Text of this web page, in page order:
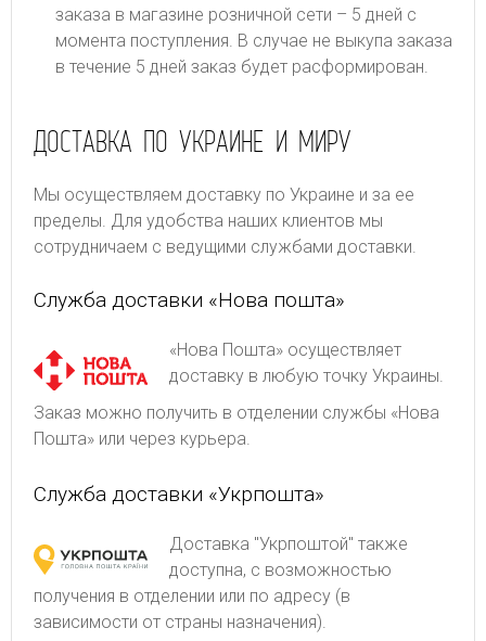
заказа в магазине розничной сети – 5 дней с
момента поступления. В случае не выкупа заказа
в течение 5 дней заказ будет расформирован.
ДОСТАВКА ПО УКРАИНЕ И МИРУ
Мы осуществляем доставку по Украине и за ее
пределы. Для удобства наших клиентов мы
сотрудничаем с ведущими службами доставки.
Служба доставки «Нова пошта»
«Нова Пошта» осуществляет
доставку в любую точку Украины.
Заказ можно получить в отделении службы «Нова
Пошта» или через курьера.
Служба доставки «Укрпошта»
Доставка "Укрпоштой" также
доступна, с возможностью
получения в отделении или по адресу (в
зависимости от страны назначения).